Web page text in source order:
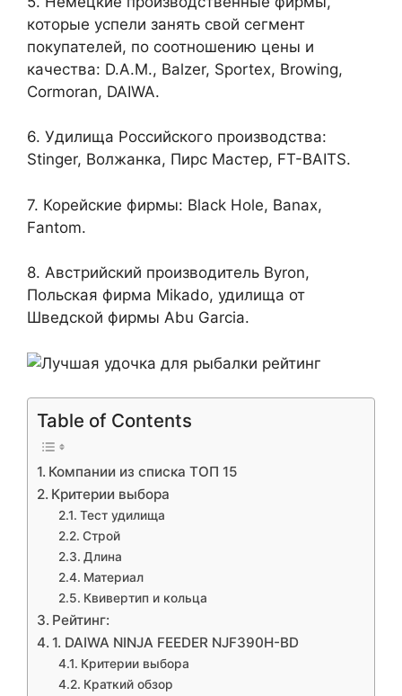
которые успели занять свой сегмент
покупателей, по соотношению цены и
качества: D.A.M., Balzer, Sportex, Browing,
Cormoran, DAIWA.
6. Удилища Российского производства:
Stinger, Волжанка, Пирс Мастер, FT-BAITS.
7. Корейские фирмы: Black Hole, Banax,
Fantom.
8. Австрийский производитель Byron,
Польская фирма Mikado, удилища от
Шведской фирмы Abu Garcia.
Table of Contents
Компании из списка ТОП 15
Критерии выбора
Тест удилища
Строй
Длина
Материал
Квивертип и кольца
Рейтинг:
1. DAIWA NINJA FEEDER NJF390H-BD
Критерии выбора
Краткий обзор